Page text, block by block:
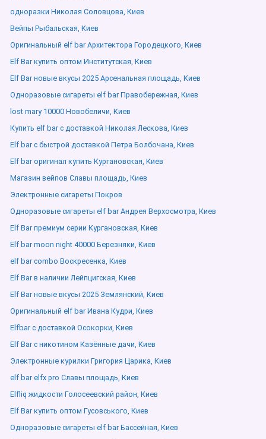
одноразки Николая Соловцова, Киев
Вейпы Рыбальская, Киев
Оригинальный elf bar Архитектора Городецкого, Киев
Elf Bar купить оптом Институтская, Киев
Elf Bar новые вкусы 2025 Арсенальная площадь, Киев
Одноразовые сигареты elf bar Правобережная, Киев
lost mary 10000 Новобеличи, Киев
Купить elf bar с доставкой Николая Лескова, Киев
Elf bar с быстрой доставкой Петра Болбочана, Киев
Elf bar оригинал купить Кургановская, Киев
Магазин вейпов Славы площадь, Киев
Электронные сигареты Покров
Одноразовые сигареты elf bar Андрея Верхосмотра, Киев
Elf Bar премиум серии Кургановская, Киев
Elf bar moon night 40000 Березняки, Киев
elf bar combo Воскресенка, Киев
Elf Bar в наличии Лейпцигская, Киев
Elf Bar новые вкусы 2025 Землянский, Киев
Оригинальный elf bar Ивана Кудри, Киев
Elfbar с доставкой Осокорки, Киев
Elf Bar с никотином Казённые дачи, Киев
Электронные курилки Григория Царика, Киев
elf bar elfx pro Славы площадь, Киев
Elfliq жидкости Голосеевский район, Киев
Elf Bar купить оптом Гусовського, Киев
Одноразовые сигареты elf bar Бассейная, Киев